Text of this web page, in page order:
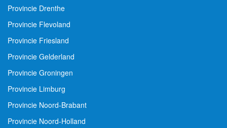
Provincie Drenthe
Provincie Flevoland
Provincie Friesland
Provincie Gelderland
Provincie Groningen
Provincie Limburg
Provincie Noord-Brabant
Provincie Noord-Holland